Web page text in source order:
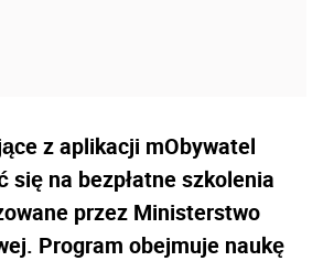
z aplikacji mObywatel
się na bezpłatne szkolenia
przez Ministerstwo
Program obejmuje naukę